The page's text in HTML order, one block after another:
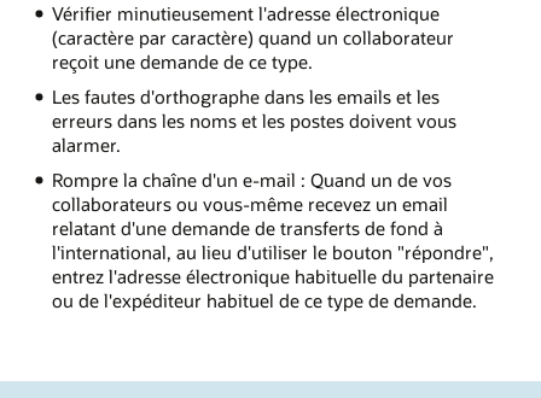
Vérifier minutieusement l'adresse électronique
(caractère par caractère) quand un collaborateur
reçoit une demande de ce type.
Les fautes d'orthographe dans les emails et les
erreurs dans les noms et les postes doivent vous
alarmer.
Rompre la chaîne d'un e-mail : Quand un de vos
collaborateurs ou vous-même recevez un email
relatant d'une demande de transferts de fond à
l'international, au lieu d'utiliser le bouton "répondre",
entrez l'adresse électronique habituelle du partenaire
ou de l'expéditeur habituel de ce type de demande.